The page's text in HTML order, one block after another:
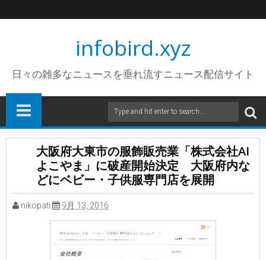
infobird.xyz
日々の雑多なニュースを垂れ流すニュース配信サイト
大阪府大東市の服飾販売業「株式会社AI
よこやま」に破産開始決定 大阪府内な
どにベビー・子供服専門店を展開
nikopati 9月 13, 2016